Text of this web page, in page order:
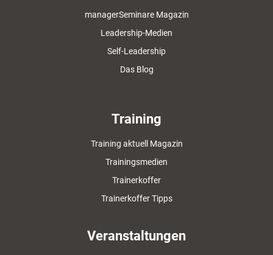
managerSeminare Magazin
Leadership-Medien
Self-Leadership
Das Blog
Training
Training aktuell Magazin
Trainingsmedien
Trainerkoffer
Trainerkoffer Tipps
Veranstaltungen